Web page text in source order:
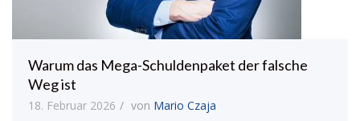
Warum das Mega-Schuldenpaket der falsche
Weg ist
18. Februar 2026 von Mario Czaja